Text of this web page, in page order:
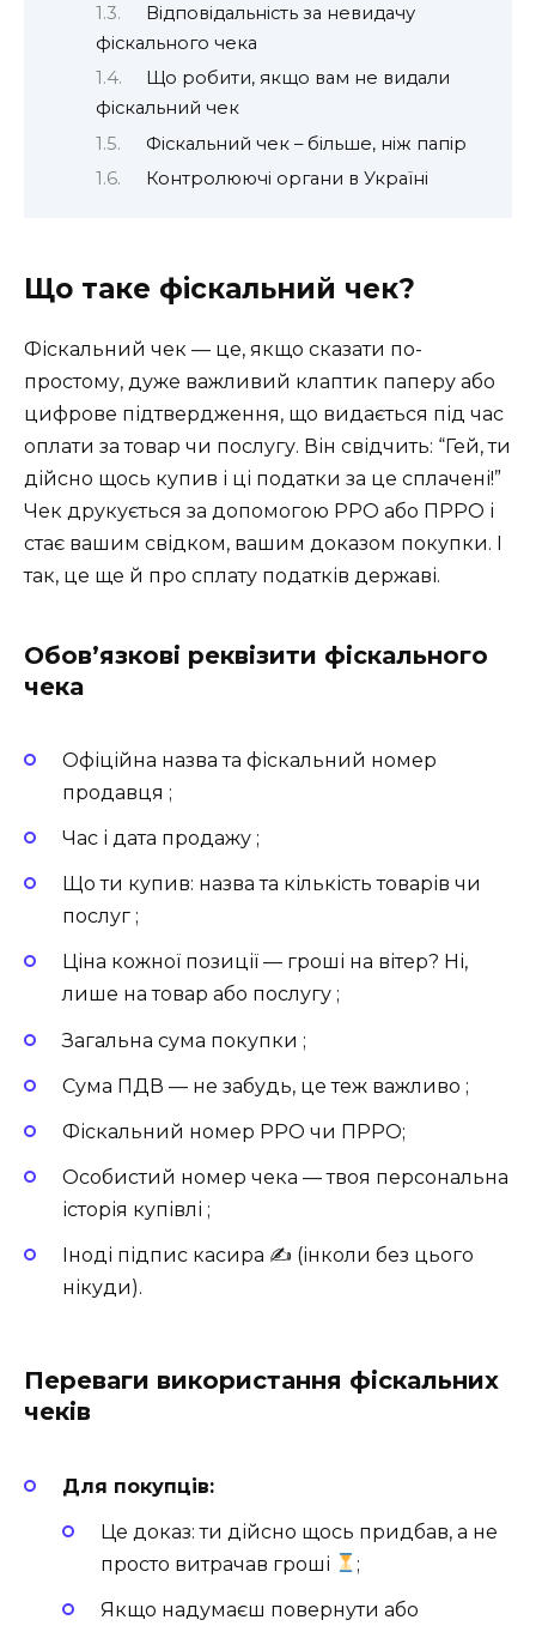
Відповідальність за невидачу
фіскального чека
Що робити, якщо вам не видали
фіскальний чек
Фіскальний чек – більше, ніж папір
Контролюючі органи в Україні
Що таке фіскальний чек?
Фіскальний чек — це, якщо сказати по-
простому, дуже важливий клаптик паперу або
цифрове підтвердження, що видається під час
оплати за товар чи послугу. Він свідчить: “Гей, ти
дійсно щось купив і ці податки за це сплачені!”
Чек друкується за допомогою РРО або ПРРО і
стає вашим свідком, вашим доказом покупки. І
так, це ще й про сплату податків державі.
Обов’язкові реквізити фіскального
чека
Офіційна назва та фіскальний номер
продавця ️;
Час і дата продажу ;
Що ти купив: назва та кількість товарів чи
послуг ;
Ціна кожної позиції — гроші на вітер? Ні,
лише на товар або послугу ;
Загальна сума покупки ;
Сума ПДВ — не забудь, це теж важливо ;
Фіскальний номер РРО чи ПРРО;
Особистий номер чека — твоя персональна
історія купівлі ;
Іноді підпис касира ✍️ (інколи без цього
нікуди).
Переваги використання фіскальних
чеків
Для покупців:
Це доказ: ти дійсно щось придбав, а не
просто витрачав гроші
;
Якщо надумаєш повернути або